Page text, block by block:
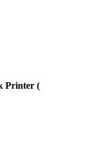
Printer (